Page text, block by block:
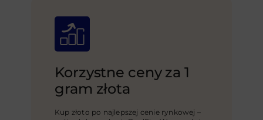
Korzystne ceny za 1
gram złota
Kup złoto po najlepszej cenie rynkowej –